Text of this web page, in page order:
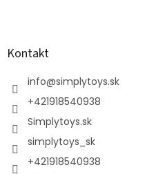
Kontakt
info@simplytoys.sk
+421918540938
Simplytoys.sk
simplytoys_sk
+421918540938